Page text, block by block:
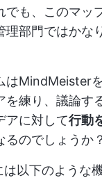
でも、このマッ
理部門ではかな
はMindMeister
を練り、議論す
アに対して行動
るのでしょうか？
以下のような